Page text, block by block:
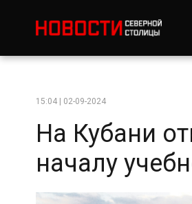
15:04 | 02-09-2024
На Кубани
началу